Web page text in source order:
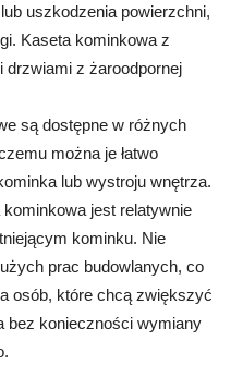
uszkodzenia powierzchni,
Kaseta kominkowa z
drzwiami z żaroodpornej
są dostępne w różnych
można je łatwo
lub wystroju wnętrza.
kominkowa jest relatywnie
kominku. Nie
prac budowlanych, co
osób, które chcą zwiększyć
bez konieczności wymiany